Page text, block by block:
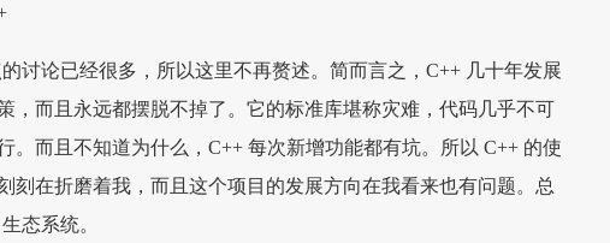
讨论已经很多，所以这里不再赘述。简而言之，C++ 几十年发展
，而且永远都摆脱不掉了。它的标准库堪称灾难，代码几乎不可
。而且不知道为什么，C++ 每次新增功能都有坑。所以 C++ 的使
刻在折磨着我，而且这个项目的发展方向在我看来也有问题。总
态系统。